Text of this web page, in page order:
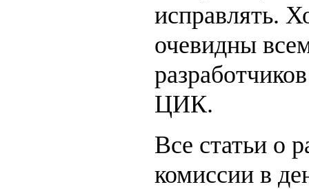
исправлять.
очевидны
ЦИК.
Все статьи о
комиссии в